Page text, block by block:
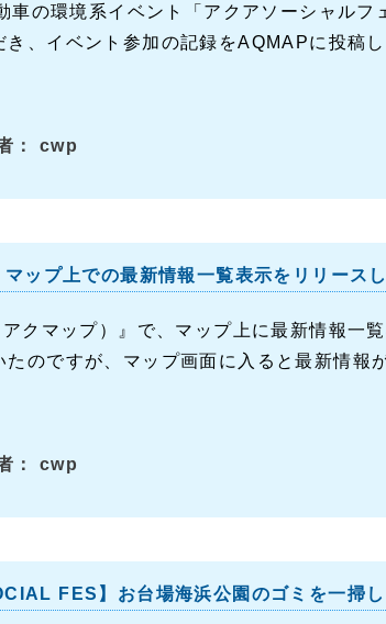
車の環境系イベント「アクアソーシャル
き、イベント参加の記録をAQMAPに投稿
： cwp
マップ上での最新情報一覧表示をリリース
アクマップ）』で、マップ上に最新情報一
たのですが、マップ画面に入ると最新情報
： cwp
FES】お台場海浜公園のゴミを一掃し